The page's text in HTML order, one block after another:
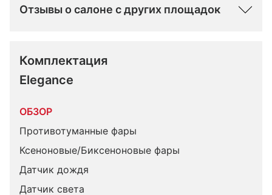
Отзывы о салоне с других площадок
Комплектация
Elegance
ОБЗОР
Противотуманные фары
Ксеноновые/Биксеноновые фары
Датчик дождя
Датчик света